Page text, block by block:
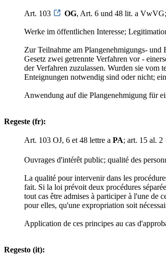
Art. 103 OG, Art. 6 und 48 lit. a
Werke im öffentlichen Interesse;
Zur Teilnahme am Plangenehmigungs- und
Gesetz zwei getrennte Verfahren vor -
der Verfahren zuzulassen. Wurden sie vom
Enteignungen notwendig sind oder nicht;
Anwendung auf die Plangenehmigung für
Regeste (fr):
Art. 103 OJ, 6 et 48 lettre a PA; art. 15 al. 2
Ouvrages d'intérêt public; qualité des
La qualité pour intervenir dans les
fait. Si la loi prévoit deux procédures
tout cas être admises à participer à l'une de
pour elles, qu'une expropriation soit
Application de ces principes au cas
Regesto (it):